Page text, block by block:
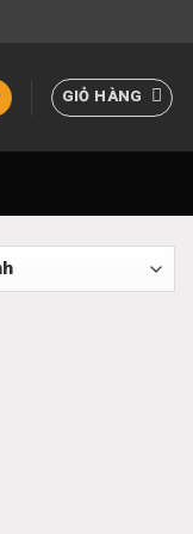
GIỎ HÀNG